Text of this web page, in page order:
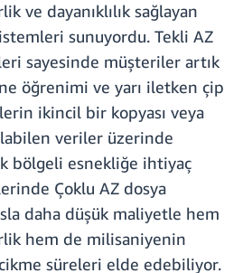
ve dayanıklılık sağlayan
sunuyordu. Tekli AZ
sayesinde müşteriler artık
öğrenimi ve yarı iletken çip
ikincil bir kopyası veya
veriler üzerinde
bölgeli esnekliğe ihtiyaç
Çoklu AZ dosya
daha düşük maliyetle hem
hem de milisaniyenin
süreleri elde edebiliyor.